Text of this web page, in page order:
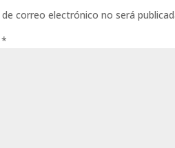
correo electrónico no será
*